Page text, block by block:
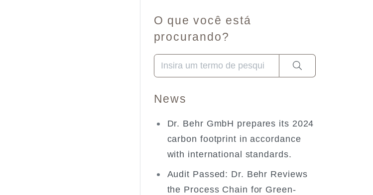
O que você está
procurando?
Quando estiverem disponíveis resultados de
News
Dr. Behr GmbH prepares its 2024
carbon footprint in accordance
with international standards.
Audit Passed: Dr. Behr Reviews
the Process Chain for Green-